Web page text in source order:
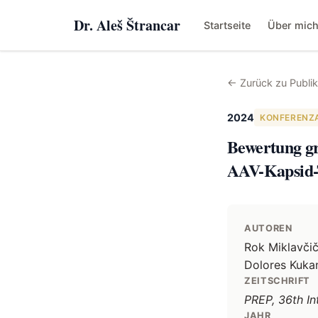
Dr. Aleš Štrancar Startseite Über
← Zurück zu
2024
Bewertung
AAV-
AUTOREN
Rok
Dolores
ZEITSCHRIFT
PREP, 36th
JAHR